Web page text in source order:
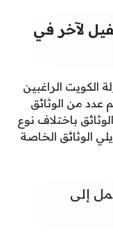
لآخر في
الكويت الراغبين
عدد من الوثائق
باختلاف نوع
يلي الوثائق الخاصة
إلى